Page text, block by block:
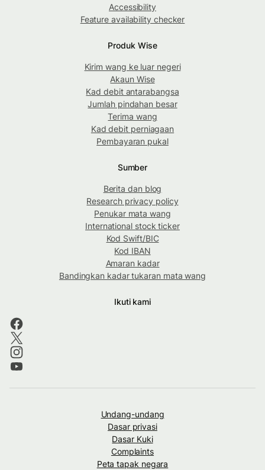
Accessibility
Feature availability checker
Produk Wise
Kirim wang ke luar negeri
Akaun Wise
Kad debit antarabangsa
Jumlah pindahan besar
Terima wang
Kad debit perniagaan
Pembayaran pukal
Sumber
Berita dan blog
Research privacy policy
Penukar mata wang
International stock ticker
Kod Swift/BIC
Kod IBAN
Amaran kadar
Bandingkan kadar tukaran mata wang
Ikuti kami
Undang-undang
Dasar privasi
Dasar Kuki
Complaints
Peta tapak negara